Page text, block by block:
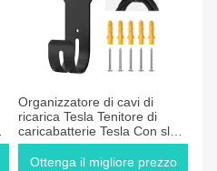
Organizzatore di cavi di
ricarica Tesla Tenitore di
caricabatterie Tesla Con slot
per caricabatterie Per Tesla
Motors
Ottenga il migliore prezzo